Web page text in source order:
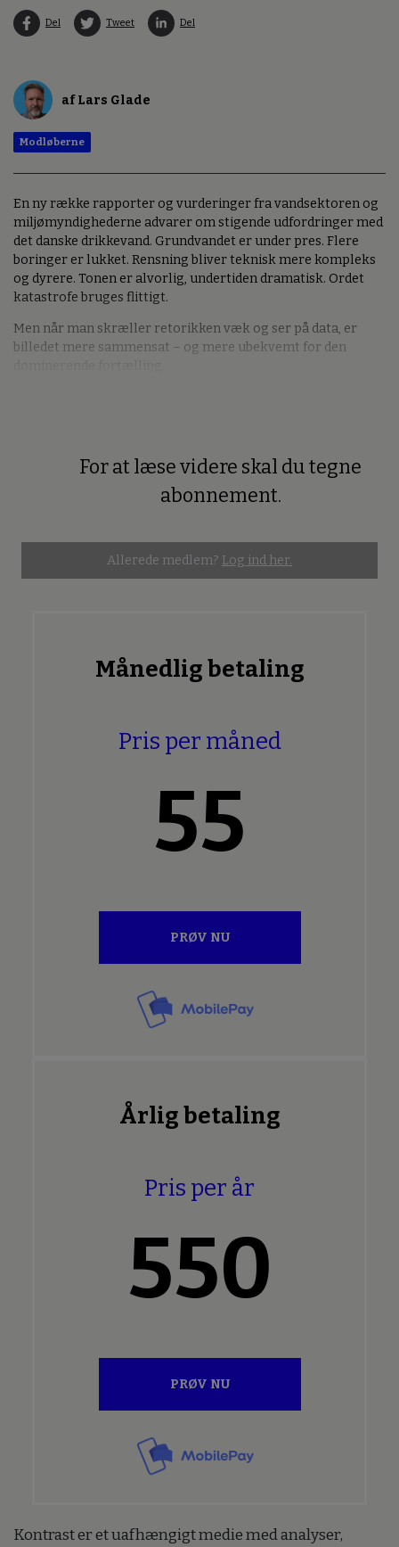
Del Tweet Del
af Lars Glade
Modløberne
En ny række rapporter og vurderinger fra vandsektoren og
miljømyndighederne advarer om stigende udfordringer med
det danske drikkevand. Grundvandet er under pres. Flere
boringer er lukket. Rensning bliver teknisk mere kompleks
og dyrere. Tonen er alvorlig, undertiden dramatisk. Ordet
katastrofe bruges flittigt.
Men når man skræller retorikken væk og ser på data, er
billedet mere sammensat – og mere ubekvemt for den
For at læse videre skal du tegne
abonnement.
Allerede medlem? Log ind her.
Månedlig betaling
Pris per måned
55
PRØV NU
Årlig betaling
Pris per år
550
PRØV NU
Kontrast er et uafhængigt medie med analyser,